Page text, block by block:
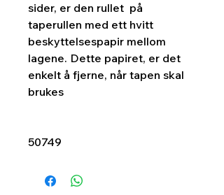
sider, er den rullet på
taperullen med ett hvitt
beskyttelsespapir mellom
lagene. Dette papiret, er det
enkelt å fjerne, når tapen skal
brukes
50749